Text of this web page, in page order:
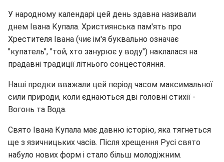
У народному календарі цей день здавна називали
днем Івана Купала. Християнська пам'ять про
Хрестителя Івана (чиє ім'я буквально означає
"купатель", "той, хто занурює у воду") наклалася на
прадавні традиції літнього сонцестояння.
Наші предки вважали цей період часом максимальної
сили природи, коли єднаються дві головні стихії -
Вогонь та Вода.
Свято Івана Купала має давню історію, яка тягнеться
ще з язичницьких часів. Після хрещення Русі свято
набуло нових форм і стало більш молодіжним.